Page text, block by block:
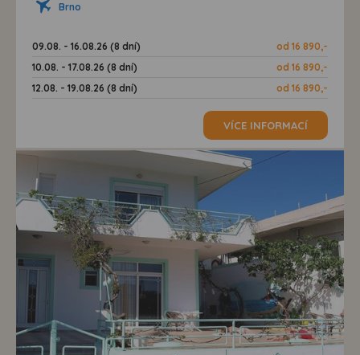
Brno
09.08. - 16.08.26 (8 dní)
od 16 890,-
10.08. - 17.08.26 (8 dní)
od 16 890,-
12.08. - 19.08.26 (8 dní)
od 16 890,-
VÍCE INFORMACÍ